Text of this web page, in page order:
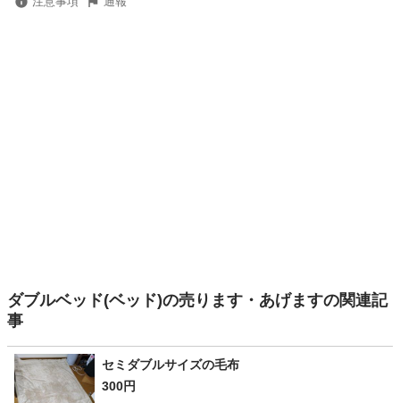
ダブルベッド(ベッド)の売ります・あげますの関連記
事
セミダブルサイズの毛布
300円